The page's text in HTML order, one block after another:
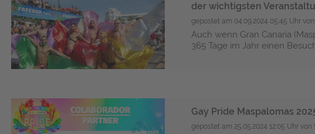
der wichtigsten
gepostet am 04.09.2024 05:45 Uhr
Auch wenn Gran Canaria
365 Tage im Jahr einen
Gay Pride Maspalomas
gepostet am 25.05.2024 12:05 Uhr von